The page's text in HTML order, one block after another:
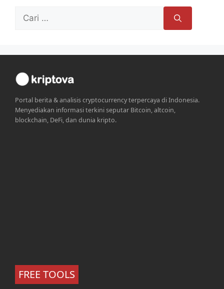
Cari
Portal berita & analisis cryptocurrency terpercaya di Indonesia.
Menyediakan informasi terkini seputar Bitcoin, altcoin,
blockchain, DeFi, dan dunia kripto.
FREE TOOLS